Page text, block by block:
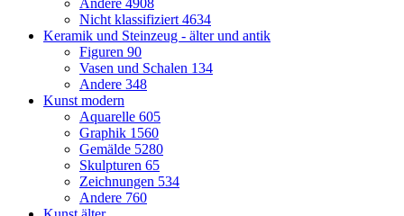
Nicht klassifiziert 4634
Keramik und Steinzeug - älter und antik
Figuren 90
Vasen und Schalen 134
Andere 348
Kunst modern
Aquarelle 605
Graphik 1560
Gemälde 5280
Skulpturen 65
Zeichnungen 534
Andere 760